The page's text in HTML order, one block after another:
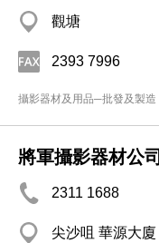
觀塘
2393 7996
攝影器材及用品─批發及製造
將軍攝影器材公司
2311 1688
尖沙咀 華源大廈